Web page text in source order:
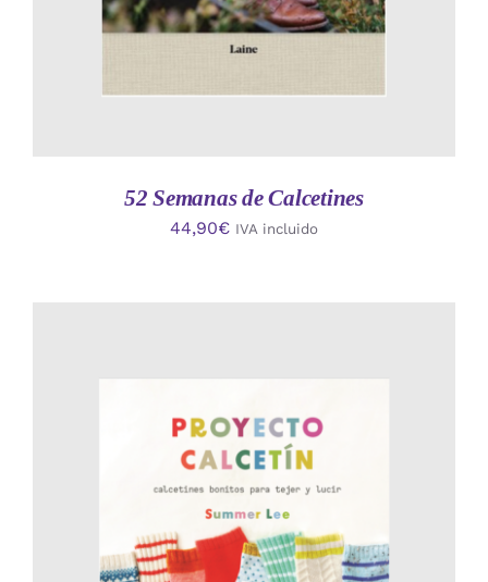
52 Semanas de Calcetines
44,90€ IVA incluido
AÑADIR AL CARRITO
/